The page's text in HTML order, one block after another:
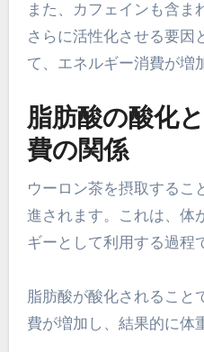
また、カフェインも含ま
さらに活性化させる要因
て、エネルギー消費が増
脂肪酸の酸化
費の関係
ウーロン茶を摂取するこ
進されます。これは、体
ギーとして利用する過程
脂肪酸が酸化されること
費が増加し、結果的に体